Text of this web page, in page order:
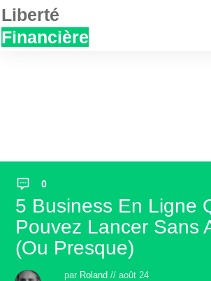
Liberté
Financière
0
5 Business En Ligne
Pouvez Lancer Sans
(ou Presque)
par Roland // août 24